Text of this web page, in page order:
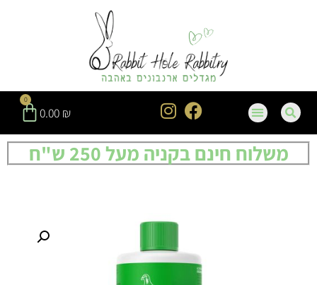
0.00 ₪
0
משלוח חינם בקניה מעל 250 ש"ח